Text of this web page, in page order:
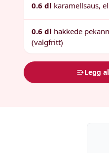
0.6 dl karamellsaus,
0.6 dl hakkede
(valgfritt)
Legg